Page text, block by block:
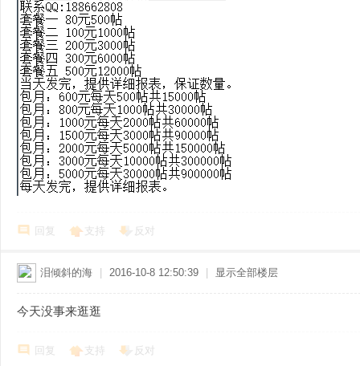
回复 支持 反对
泪倾斜的海 2016-10-8 12:50:39 显示全部楼层
今天没事来逛逛
回复 支持 反对